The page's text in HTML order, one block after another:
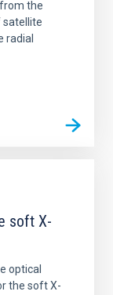
the
satellite
radial
soft X-
optical
the soft X-